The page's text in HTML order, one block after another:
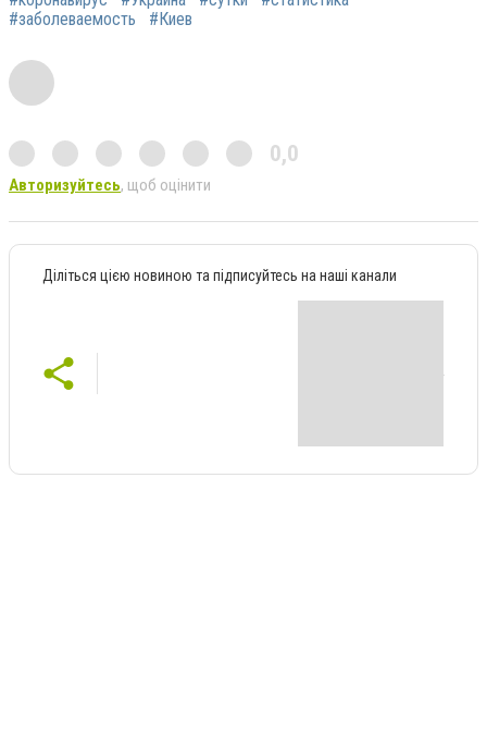
#заболеваемость
#Киев
0,0
Авторизуйтесь, щоб оцінити
Діліться цією новиною та підписуйтесь на наші канали